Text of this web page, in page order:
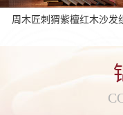
周木匠刺猬紫檀红木沙发